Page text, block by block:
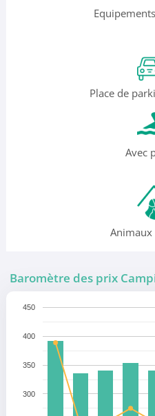
Place de
Avec
Baromètre des prix
300
350
400
450